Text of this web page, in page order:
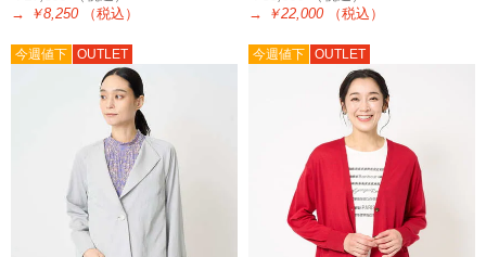
→
￥8,250 （税込）
→
￥22,000 （税込）
今週値下 OUTLET 今週値下 OUTLET